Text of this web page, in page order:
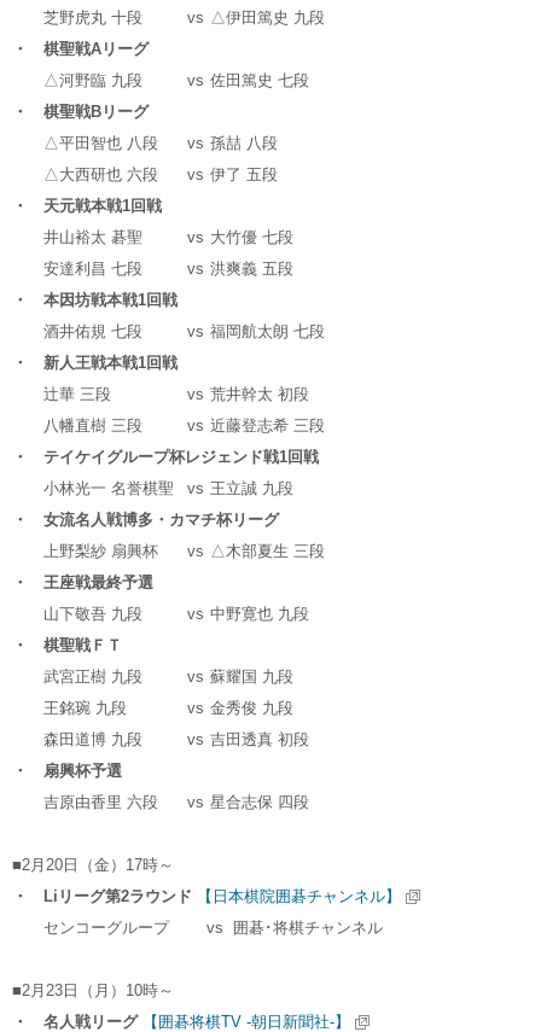
芝野虎丸 十段
vs △伊田篤史 九段
・ 棋聖戦Aリーグ
△河野臨 九段
vs 佐田篤史 七段
・ 棋聖戦Bリーグ
△平田智也 八段
vs 孫喆 八段
△大西研也 六段
vs 伊了 五段
・ 天元戦本戦1回戦
井山裕太 碁聖
vs 大竹優 七段
安達利昌 七段
vs 洪爽義 五段
・ 本因坊戦本戦1回戦
酒井佑規 七段
vs 福岡航太朗 七段
・ 新人王戦本戦1回戦
辻華 三段
vs 荒井幹太 初段
八幡直樹 三段
vs 近藤登志希 三段
・ テイケイグループ杯レジェンド戦1回戦
小林光一 名誉棋聖
vs 王立誠 九段
・ 女流名人戦博多・カマチ杯リーグ
上野梨紗 扇興杯
vs △木部夏生 三段
・ 王座戦最終予選
山下敬吾 九段
vs 中野寛也 九段
・ 棋聖戦ＦＴ
武宮正樹 九段
vs 蘇耀国 九段
王銘琬 九段
vs 金秀俊 九段
森田道博 九段
vs 吉田透真 初段
・ 扇興杯予選
吉原由香里 六段
vs 星合志保 四段
■2月20日（金）17時～
・ Liリーグ第2ラウンド
【日本棋院囲碁チャンネル】
センコーグループ
vs 囲碁･将棋チャンネル
■2月23日（月）10時～
・ 名人戦リーグ
【囲碁将棋TV -朝日新聞社-】